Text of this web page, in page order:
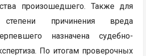
произошедшего. Также для
степени причинения вреда
назначена судебно-
По итогам проверочных